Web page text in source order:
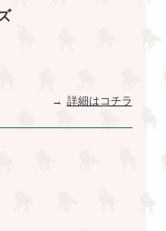
詳細はコチラ